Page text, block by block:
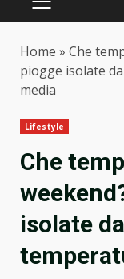
PRIMARY
Home » Che
piogge isolate
media
Lifestyle
Che
isolate